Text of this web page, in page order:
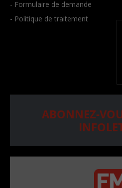
- Formulaire de demande
- Politique de traitement
ABONNEZ-